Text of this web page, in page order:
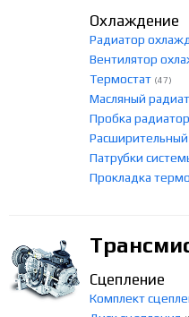
Охлаждение
Радиатор
Вентилятор
Термостат (47)
Масляный
Пробка
Патрубки
Прокладка
Сцепление
Комплект